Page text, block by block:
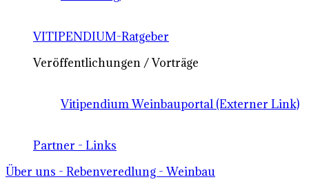
VITIPENDIUM-Ratgeber
Veröffentlichungen / Vorträge
Vitipendium Weinbauportal (Externer Link)
Partner - Links
Über uns - Rebenveredlung - Weinbau